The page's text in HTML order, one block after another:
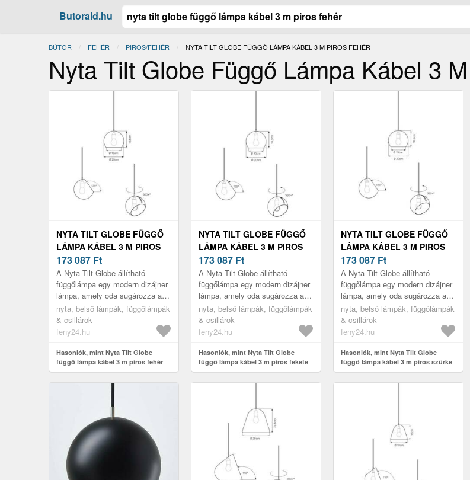
Butoraid.hu
BÚTOR FEHÉR PIROS/FEHÉR JELENLEGI:
NYTA TILT GLOBE FÜGGŐ LÁMPA KÁBEL 3 M PIROS FEHÉR
Nyta Tilt Globe Függő Lámpa Kábel 3
NYTA TILT GLOBE FÜGGŐ
LÁMPA KÁBEL 3 M PIROS
FEHÉR
173 087 Ft
A Nyta Tilt Globe állítható
függőlámpa egy modern dizájner
lámpa, amely oda sugározza a
fényt, ahová szeretné. Ezt az
alumíniumból készült árnyékol...
nyta, belső lámpák, függőlámpák
& csillárok
feny24.hu
Hasonlók, mint Nyta Tilt Globe
függő lámpa kábel 3 m piros fehér
NYTA TILT GLOBE FÜGGŐ
LÁMPA KÁBEL 3 M PIROS
FEKETE
173 087 Ft
A Nyta Tilt Globe állítható
függőlámpa egy modern dizájner
lámpa, amely oda sugározza a
fényt, ahová szeretné. Ezt az
alumíniumból készült árnyékol...
nyta, belső lámpák, függőlámpák
& csillárok
feny24.hu
Hasonlók, mint Nyta Tilt Globe
függő lámpa kábel 3 m piros fekete
NYTA TILT GLOBE FÜGGŐ
LÁMPA KÁBEL 3 M PIROS
SZÜRKE
173 087 Ft
A Nyta Tilt Globe állítható
függőlámpa egy modern dizájner
lámpa, amely oda sugározza a
fényt, ahová szeretné. Ezt az
alumíniumból készült árnyékol...
nyta, belső lámpák, függőlámpák
& csillárok
feny24.hu
Hasonlók, mint Nyta Tilt Globe
függő lámpa kábel 3 m piros szürke